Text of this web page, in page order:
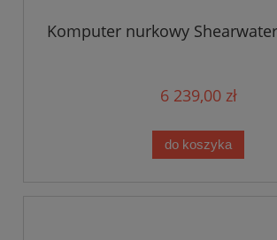
Komputer nurkowy Shearwater
6 239,00 zł
do koszyka